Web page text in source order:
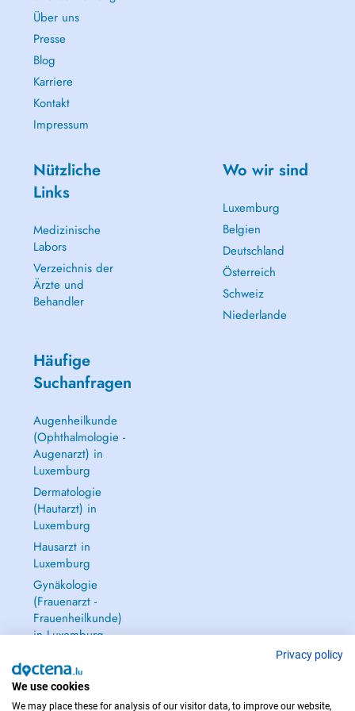
professionals.
Treatments:
- Check-Up Appointment
- Emergency (Broken Tooth, Pain, Abcess)
- Dental Scaling (Cleaning)
- Dental Filling (Cavity)
- Dental Extraction
- Bruxism Treatment
- Prosthetic rehabilitation
- Aesthetic Evaluation (Veneers or Crowns)
Über uns
Presse
Blog
Karriere
Kontakt
Impressum
Nützliche
Links
Medizinische
Labors
Verzeichnis der
Ärzte und
Behandler
Wo wir sind
Luxemburg
Belgien
Deutschland
Österreich
Schweiz
Niederlande
Häufige
Suchanfragen
Augenheilkunde
(Ophthalmologie -
Augenarzt) in
Luxemburg
Dermatologie
(Hautarzt) in
Luxemburg
Hausarzt in
Luxemburg
Gynäkologie
(Frauenarzt -
Frauenheilkunde)
in Luxemburg
Privacy policy
We use cookies
We may place these for analysis of our visitor data, to improve our website,